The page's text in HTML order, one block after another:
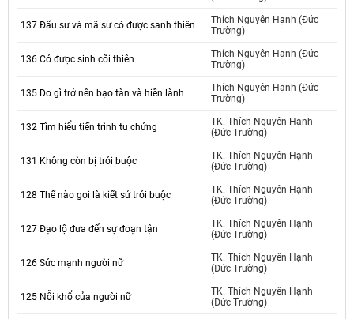
137 Đấu sư và mã sư có được sanh thiên
Thích Nguyên Hạnh (Đức
Trường)
136 Có được sinh cõi thiên
Thích Nguyên Hạnh (Đức
Trường)
135 Do gì trở nên bạo tàn và hiền lành
Thích Nguyên Hạnh (Đức
Trường)
132 Tìm hiểu tiến trình tu chứng
TK. Thích Nguyên Hạnh
(Đức Trường)
131 Không còn bị trói buộc
TK. Thích Nguyên Hạnh
(Đức Trường)
128 Thế nào gọi là kiết sử trói buộc
TK. Thích Nguyên Hạnh
(Đức Trường)
127 Đạo lộ đưa đến sự đoạn tận
TK. Thích Nguyên Hạnh
(Đức Trường)
126 Sức mạnh người nữ
TK. Thích Nguyên Hạnh
(Đức Trường)
125 Nỗi khổ của người nữ
TK. Thích Nguyên Hạnh
(Đức Trường)